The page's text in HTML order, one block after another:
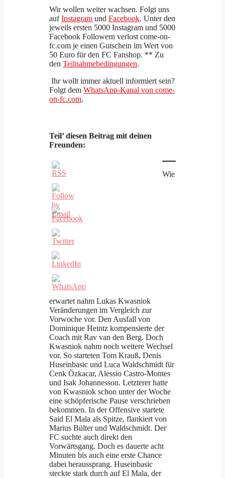
Wir wollen weiter wachsen. Folgt uns
aufInstagram und Facebook. Unter den
jeweils ersten 5000 Instagram und 5000
Facebook Followern verlost come-on-
fc.com je einen Gutschein im Wert von
50 Euro für den FC Fanshop. ** Zu
den Teilnahmebedingungen.
Ihr wollt immer aktuell informiert sein?
Folgt dem WhatsApp-Kanal von come-
on-fc.com.
Teil’ diesen Beitrag mit deinen
Freunden:
Wie
erwartet nahm Lukas Kwasniok
Veränderungen im Vergleich zur
Vorwoche vor. Den Ausfall von
Dominique Heintz kompensierte der
Coach mit Rav van den Berg. Doch
Kwasniok nahm noch weitere Wechsel
vor. So starteten Tom Krauß, Denis
Huseinbasic und Luca Waldschmidt für
Cenk Özkacar, Alessio Castro-Montes
und Isak Johannesson. Letzterer hatte
von Kwasniok schon unter der Woche
eine schöpferische Pause verschrieben
bekommen. In der Offensive startete
Said El Mala als Spitze, flankiert von
Marius Bülter und Waldschmidt. Der
FC suchte auch direkt den
Vorwärtsgang. Doch es dauerte acht
Minuten bis auch eine erste Chance
dabei heraussprang. Huseinbasic
steckte stark durch auf El Mala, der